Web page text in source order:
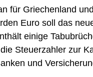
für Griechenland
Euro soll das
einige
Steuerzahler zur
und